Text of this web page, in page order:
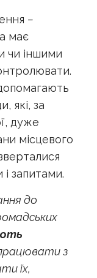
–
має
чи іншими
які, за
дуже
місцевого
запитами.
до
з
їх,